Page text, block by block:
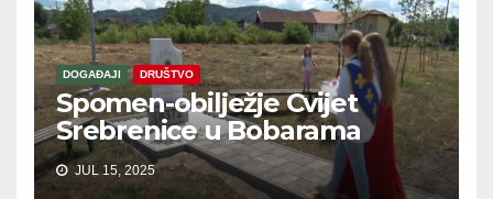
DOGAĐAJI DRUŠTVO
Spomen-obilježje Cvijet
Srebrenice u Bobarama
JUL 15, 2025